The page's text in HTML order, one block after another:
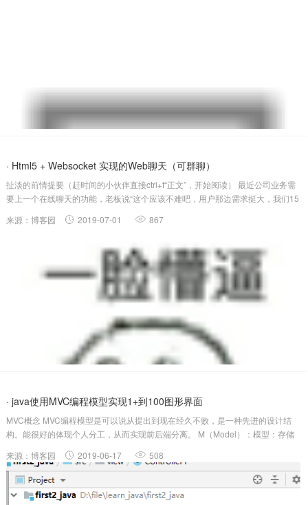
· Html5 + Websocket 实现的Web聊天（可群聊）
扯淡的前情提要（赶时间的小伙伴直接ctrl+f“正文”，开始阅读） 最近公司业务需
要上一个在线聊天的功能，老板说“这个应该不难吧，用户那边需求挺大，我们15
工作，要留个好印象呐，得当个有情商的码农是吧。结果情商拉满的瞬间，智
来源：博客园 2019-07-01 867
· java使用MVC编程模型实现1+到100图形界面
MVC概念 MVC编程模型是可以说从提出到现在经久不败，是一种先进的设计结
构。能很好的体现个人分工，从而实现前后端分离。 M（Model）：模型：存储
象。前端页面显示。 C（Controller）：控制器：处理...
来源：博客园 2019-06-17 508